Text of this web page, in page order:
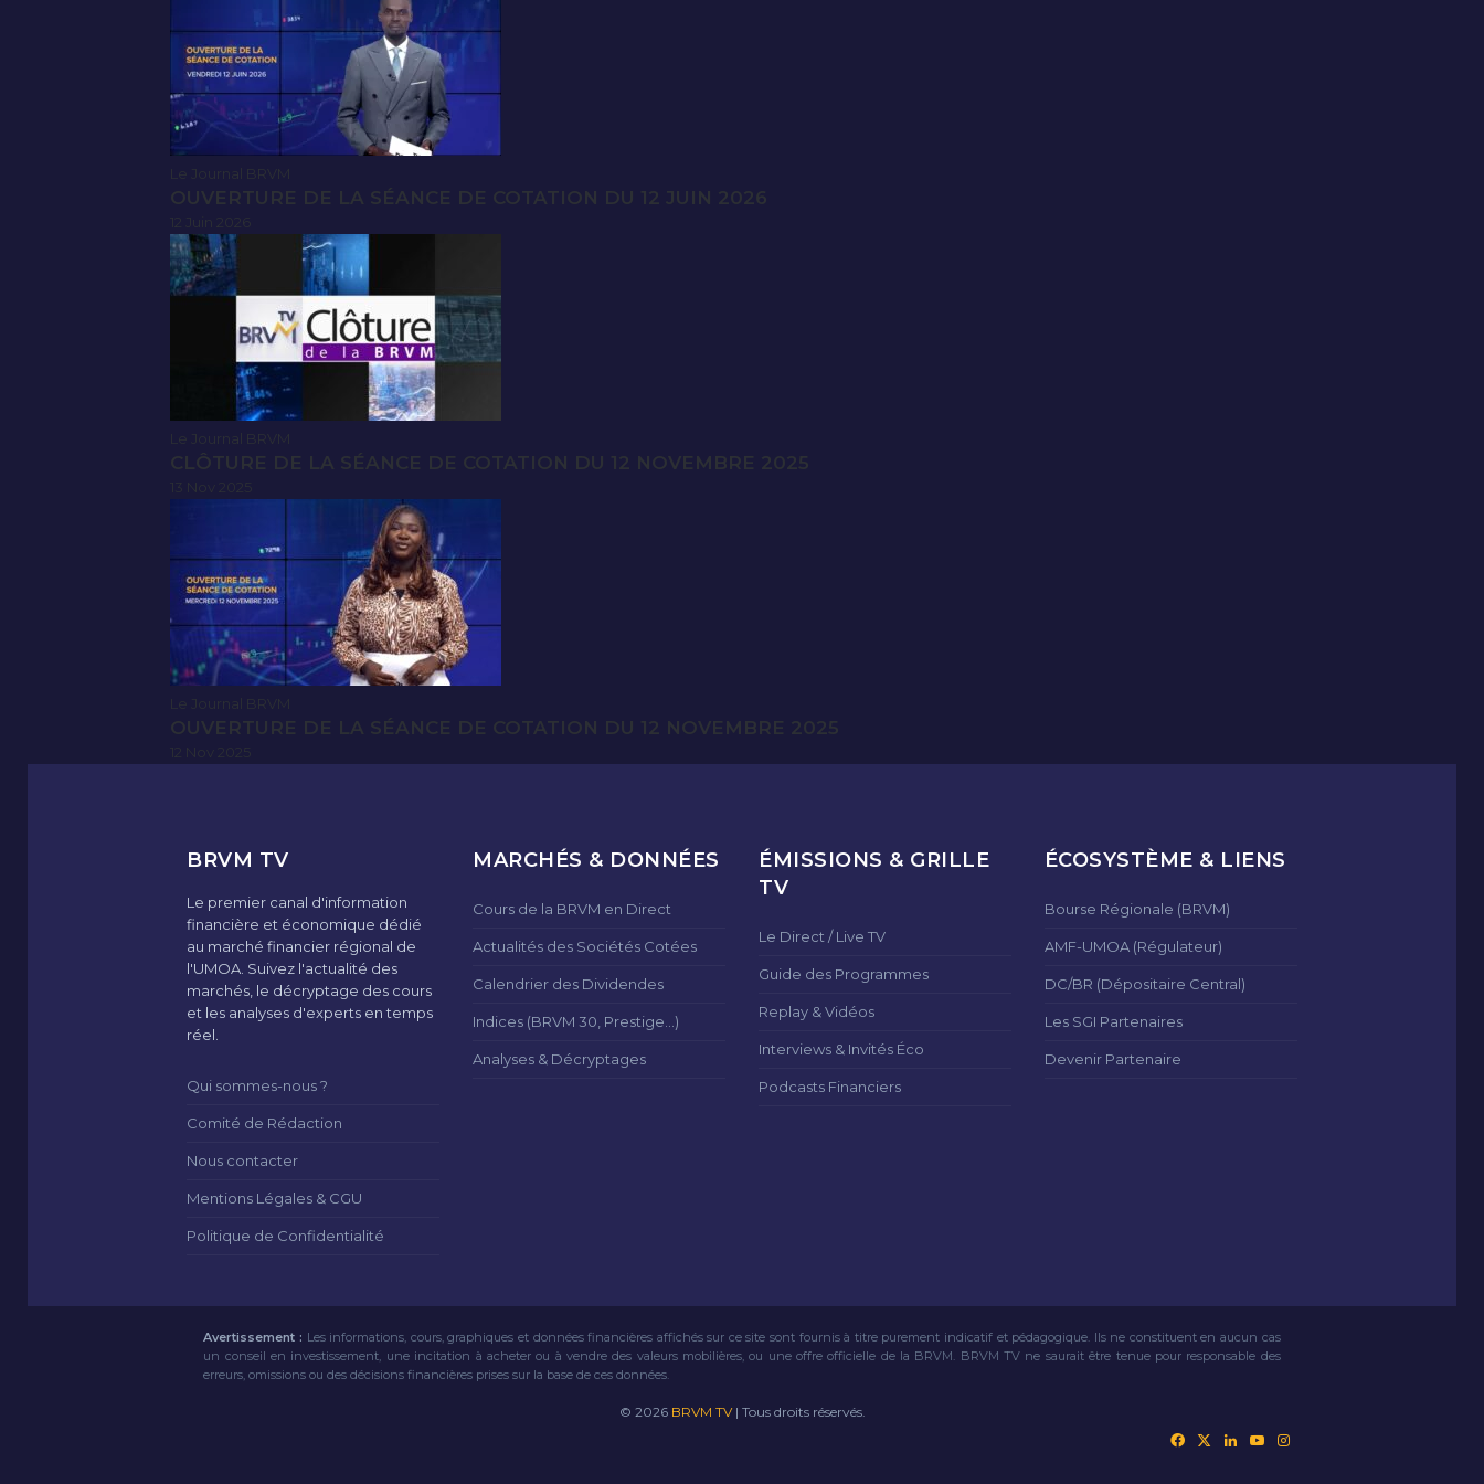
Le Journal BRVM
OUVERTURE DE LA SÉANCE DE COTATION DU 12 JUIN 2026
Le Journal BRVM
CLÔTURE DE LA SÉANCE DE COTATION DU 12 NOVEMBRE 2025
Le Journal BRVM
OUVERTURE DE LA SÉANCE DE COTATION DU 12 NOVEMBRE 2025
BRVM TV
Le premier canal d'information
financière et économique dédié
au marché financier régional de
l'UMOA. Suivez l'actualité des
marchés, le décryptage des cours
et les analyses d'experts en temps
réel.
Qui sommes-nous ?
Comité de Rédaction
Nous contacter
Mentions Légales & CGU
Politique de Confidentialité
MARCHÉS & DONNÉES
Cours de la BRVM en Direct
Actualités des Sociétés Cotées
Calendrier des Dividendes
Indices (BRVM 30, Prestige...)
Analyses & Décryptages
ÉMISSIONS & GRILLE
TV
Le Direct / Live TV
Guide des Programmes
Replay & Vidéos
Interviews & Invités Éco
Podcasts Financiers
ÉCOSYSTÈME & LIENS
Bourse Régionale (BRVM)
AMF-UMOA (Régulateur)
DC/BR (Dépositaire Central)
Les SGI Partenaires
Devenir Partenaire
Avertissement : Les informations, cours, graphiques et données financières affichés sur ce site sont fournis à titre purement indicatif et pédagogique. Ils ne constituent en aucun cas
un conseil en investissement, une incitation à acheter ou à vendre des valeurs mobilières, ou une offre officielle de la BRVM. BRVM TV ne saurait être tenue pour responsable des
erreurs, omissions ou des décisions financières prises sur la base de ces données.
© 2026 BRVM TV| Tous droits réservés.
FacebookLinkedinYouTube